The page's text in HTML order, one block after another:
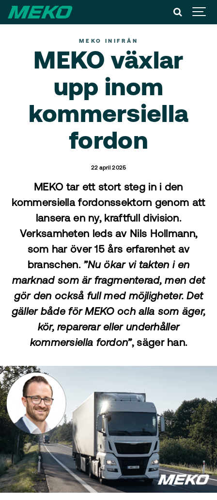
MEKO INIFRÅN
MEKO växlar
upp inom
kommersiella
fordon
22 april 2025
MEKO tar ett stort steg in i den
kommersiella fordonssektorn genom att
lansera en ny, kraftfull division.
Verksamheten leds av Nils Hollmann,
som har över 15 års erfarenhet av
branschen. ”Nu ökar vi takten i en
marknad som är fragmenterad, men det
gör den också full med möjligheter. Det
gäller både för MEKO och alla som äger,
kör, reparerar eller underhåller
kommersiella fordon”, säger han.